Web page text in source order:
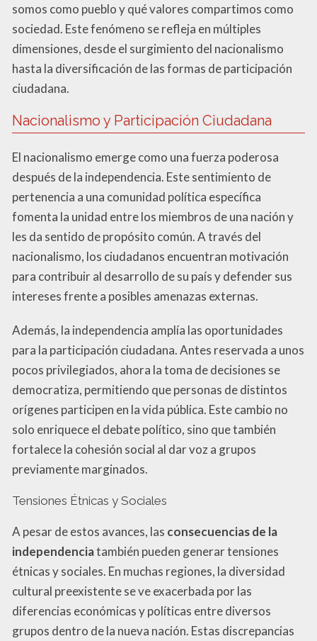
somos como pueblo y qué valores compartimos como
sociedad. Este fenómeno se refleja en múltiples
dimensiones, desde el surgimiento del nacionalismo
hasta la diversificación de las formas de participación
ciudadana.
Nacionalismo y Participación Ciudadana
El nacionalismo emerge como una fuerza poderosa
después de la independencia. Este sentimiento de
pertenencia a una comunidad política específica
fomenta la unidad entre los miembros de una nación y
les da sentido de propósito común. A través del
nacionalismo, los ciudadanos encuentran motivación
para contribuir al desarrollo de su país y defender sus
intereses frente a posibles amenazas externas.
Además, la independencia amplía las oportunidades
para la participación ciudadana. Antes reservada a unos
pocos privilegiados, ahora la toma de decisiones se
democratiza, permitiendo que personas de distintos
orígenes participen en la vida pública. Este cambio no
solo enriquece el debate político, sino que también
fortalece la cohesión social al dar voz a grupos
previamente marginados.
Tensiones Étnicas y Sociales
A pesar de estos avances, las consecuencias de la
independenciatambién pueden generar tensiones
étnicas y sociales. En muchas regiones, la diversidad
cultural preexistente se ve exacerbada por las
diferencias económicas y políticas entre diversos
grupos dentro de la nueva nación. Estas discrepancias